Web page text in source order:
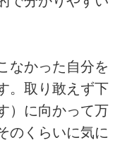
なかった自分を
。取り敢えず下
）に向かって万
のくらいに気に